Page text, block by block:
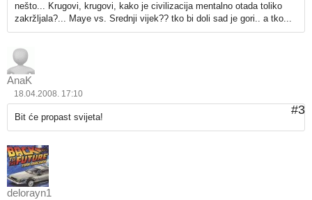
nešto... Krugovi, krugovi, kako je civilizacija mentalno otada toliko
zakržljala?... Maye vs. Srednji vijek?? tko bi doli sad je gori.. a tko...
AnaK
18.04.2008. 17:10
#3
Bit će propast svijeta!
delorayn1